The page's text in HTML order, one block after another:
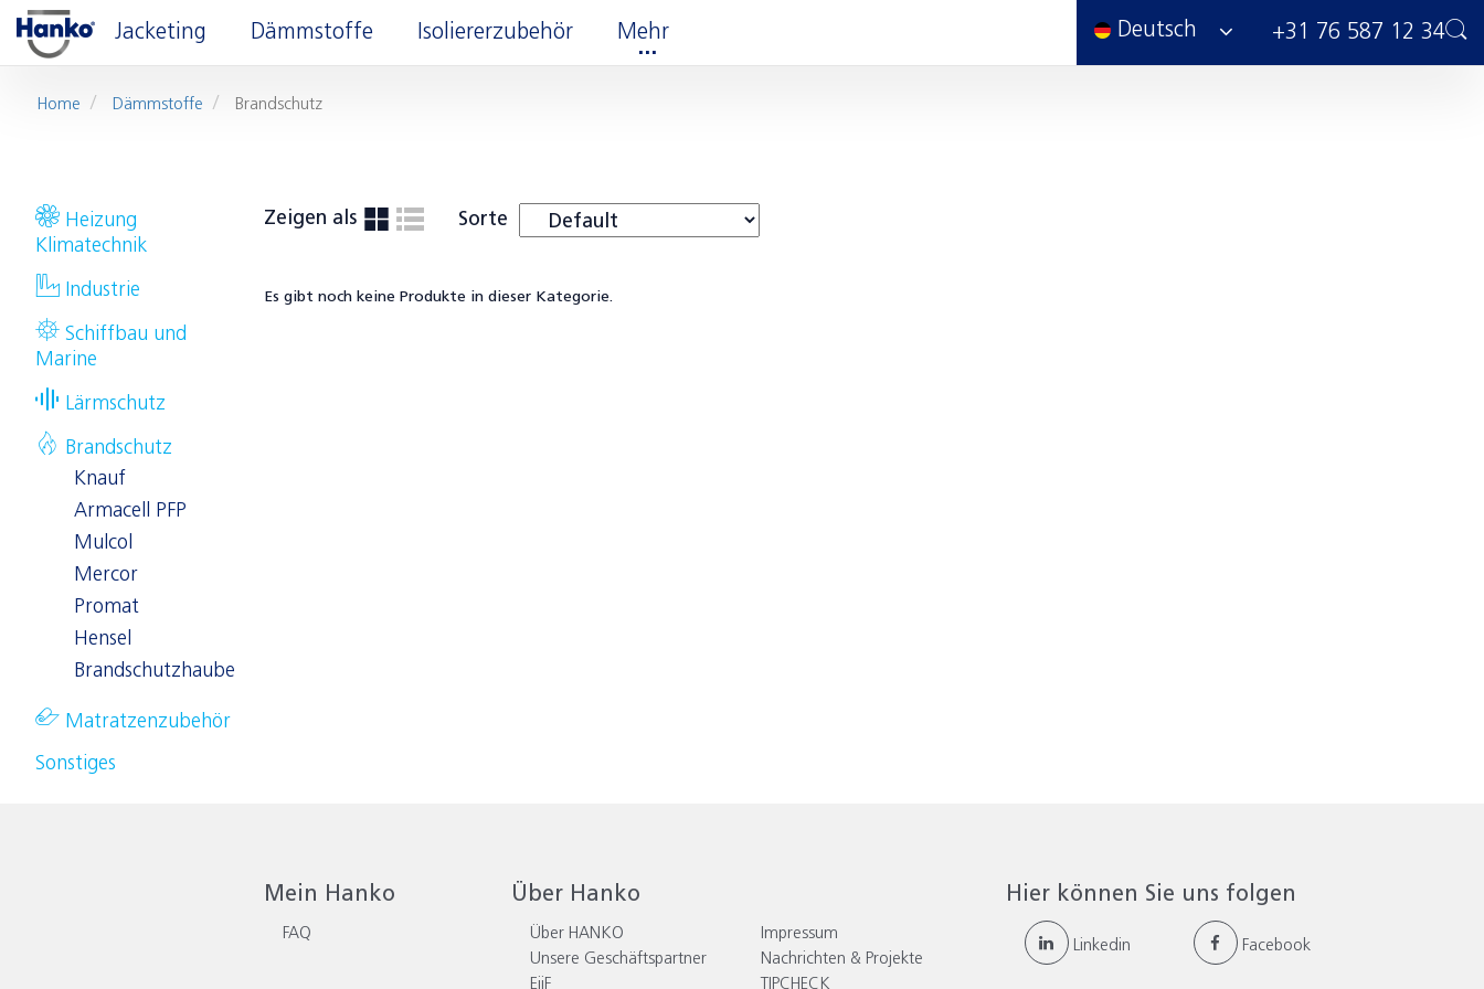
Jacketing Dämmstoffe Isoliererzubehör Mehr Deutsch +31 76 587 12 34
Home Dämmstoffe Brandschutz
Heizung
Klimatechnik
Industrie
Schiffbau und
Marine
Lärmschutz
Brandschutz
Knauf
Armacell PFP
Mulcol
Mercor
Promat
Hensel
Brandschutzhaube
Matratzenzubehör
Sonstiges
Zeigen als Sorte
Es gibt noch keine Produkte in dieser Kategorie.
Mein Hanko
FAQ
Über Hanko
Über HANKO
Impressum
Unsere Geschäftspartner
Nachrichten & Projekte
EiiF
TIPCHECK
Hier können Sie uns folgen
Linkedin Facebook